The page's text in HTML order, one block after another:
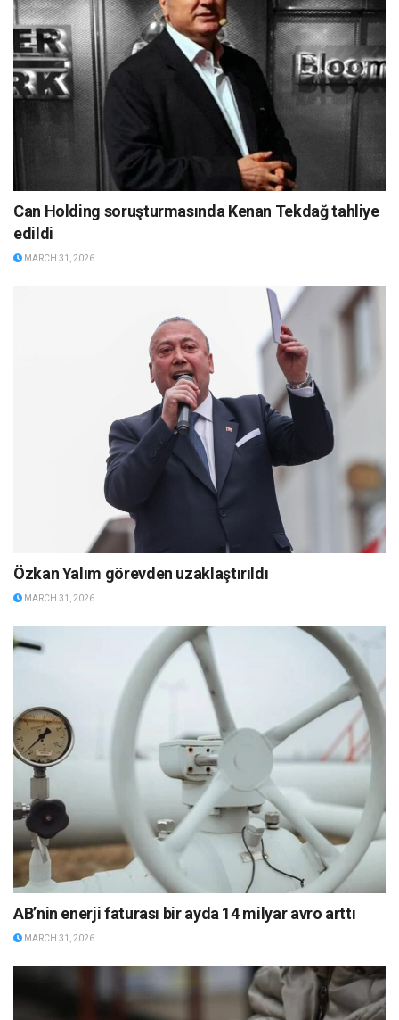
Can Holding soruşturmasında Kenan Tekdağ tahliye
edildi
MARCH 31, 2026
Özkan Yalım görevden uzaklaştırıldı
MARCH 31, 2026
AB’nin enerji faturası bir ayda 14 milyar avro arttı
MARCH 31, 2026